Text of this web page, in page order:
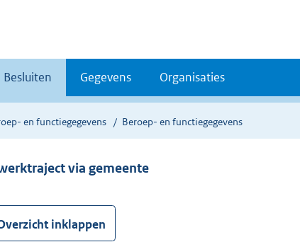
Besluiten Gegevens Organisaties
en functiegegevens Beroep- en functiegegevens
via gemeente
inklappen